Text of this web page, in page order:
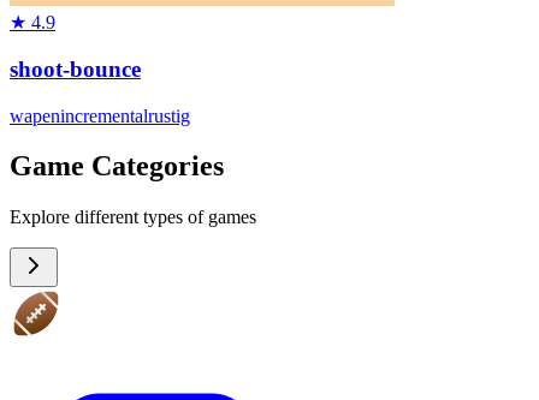
★ 4.9
shoot-bounce
wapenincrementalrustig
Game Categories
Explore different types of games